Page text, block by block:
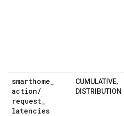
smarthome_
action/
request_
latencies
CUMULATIVE,
DISTRIBUTION